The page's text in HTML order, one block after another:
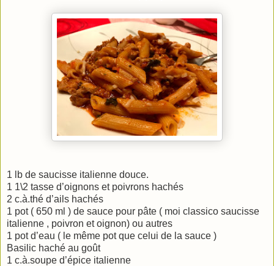
1 lb de saucisse italienne douce.
1 1\2 tasse d’oignons et poivrons hachés
2 c.à.thé d’ails hachés
1 pot ( 650 ml ) de sauce pour pâte ( moi classico saucisse
italienne , poivron et oignon) ou autres
1 pot d’eau ( le même pot que celui de la sauce )
Basilic haché au goût
1 c.à.soupe d’épice italienne